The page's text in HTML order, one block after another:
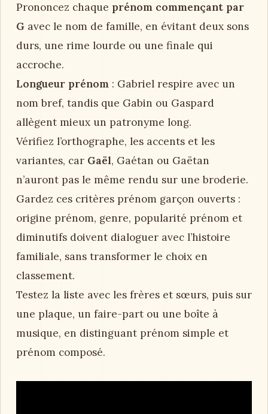
Prononcez chaque prénom commençant par
G avec le nom de famille, en évitant deux sons
durs, une rime lourde ou une finale qui
accroche.
Longueur prénom : Gabriel respire avec un
nom bref, tandis que Gabin ou Gaspard
allègent mieux un patronyme long.
Vérifiez l’orthographe, les accents et les
variantes, car Gaël, Gaétan ou Gaëtan
n’auront pas le même rendu sur une broderie.
Gardez ces critères prénom garçon ouverts :
origine prénom, genre, popularité prénom et
diminutifs doivent dialoguer avec l’histoire
familiale, sans transformer le choix en
classement.
Testez la liste avec les frères et sœurs, puis sur
une plaque, un faire-part ou une boîte à
musique, en distinguant prénom simple et
prénom composé.